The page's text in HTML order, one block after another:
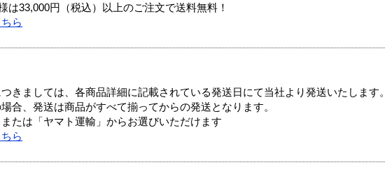
33,000円（税込）以上のご注文で送料無料！
ら
きましては、各商品詳細に記載されている発送日にて当社より発送いたします。
合、発送は商品がすべて揃ってからの発送となります。
たは「ヤマト運輸」からお選びいただけます
ら